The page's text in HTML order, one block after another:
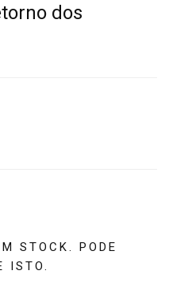
dos
STOCK. PODE
ISTO.